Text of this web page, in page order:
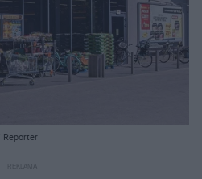
Reporter